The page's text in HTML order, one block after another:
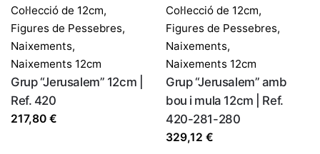
Desa el meu nom, correu electrònic i lloc web en
aquest navegador per a la pròxima vegada que comenti.
Col·lecció de 12cm,
Figures de Pessebres,
Naixements,
Naixements 12cm
Grup “Jerusalem” 12cm |
Ref. 420
217,80 €
Col·lecció de 12cm,
Figures de Pessebres,
Naixements,
Naixements 12cm
Grup “Jerusalem” amb
bou i mula 12cm | Ref.
420-281-280
329,12 €